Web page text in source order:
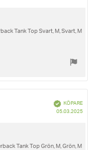
Tank Top Svart, M, Svart, M
BekräftadKÖPARE
05.03.2025
Tank Top Grön, M, Grön, M